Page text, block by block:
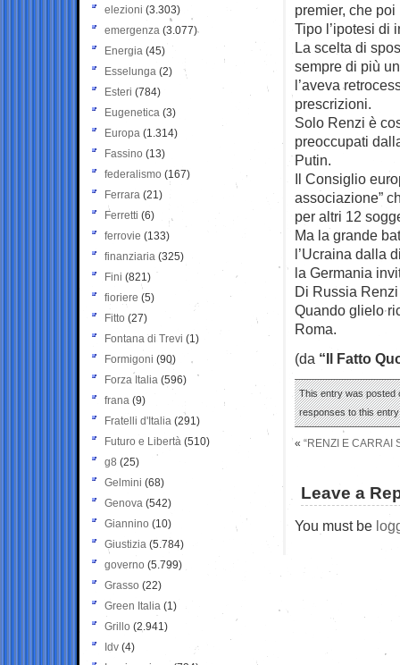
premier, che
Tipo l’ipotesi di
La scelta di
sempre di più
l’aveva
prescrizioni.
Solo Renzi è
preoccupati
Putin.
Il Consiglio
associazione”
per altri 12
Ma la grande
l’Ucraina dalla
la Germania
Di Russia
Quando glielo
Roma.
(da “Il Fatto
This entry was posted
responses to this
« “RENZI E CARRAI
Leave a
You must be
elezioni (3.303)
emergenza (3.077)
Energia (45)
Esselunga (2)
Esteri (784)
Eugenetica (3)
Europa (1.314)
Fassino (13)
federalismo (167)
Ferrara (21)
Ferretti (6)
ferrovie (133)
finanziaria (325)
Fini (821)
fioriere (5)
Fitto (27)
Fontana di Trevi (1)
Formigoni (90)
Forza Italia (596)
frana (9)
Fratelli d'Italia (291)
Futuro e Libertà (510)
g8 (25)
Gelmini (68)
Genova (542)
Giannino (10)
Giustizia (5.784)
governo (5.799)
Grasso (22)
Green Italia (1)
Grillo (2.941)
Idv (4)